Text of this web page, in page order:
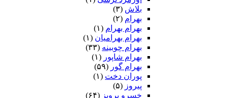
بلاش (۳)
بهرام (۲)
بهرام بهرام (۱)
بهرام بهرامیان‏ (۱)
بهرام چوبینه (۳۳)
بهرام شاپور (۱)
بهرام گور (۵۹)
پوران دخت (۱)
پیروز (۵)
خسرو پرویز (۶۴)